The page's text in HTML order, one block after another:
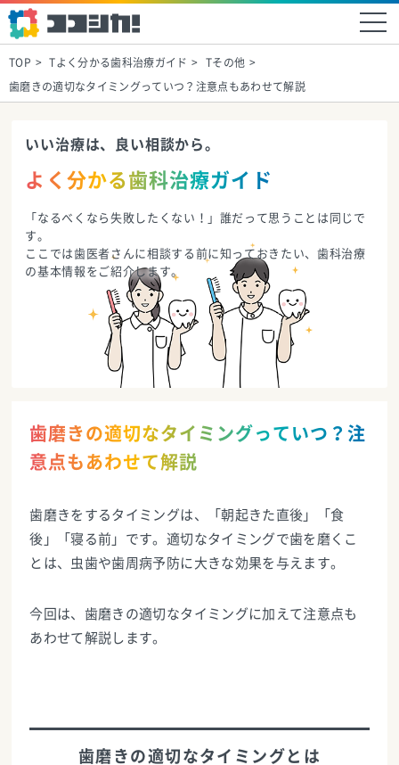
TOP Tよく分かる歯科治療ガイド Tその他
歯磨きの適切なタイミングっていつ？注意点もあわせて解説
いい治療は、良い相談から。
よく分かる歯科治療ガイド
「なるべくなら失敗したくない！」誰だって思うことは同じで
す。
ここでは歯医者さんに相談する前に知っておきたい、歯科治療
の基本情報をご紹介します。
歯磨きの適切なタイミングっていつ？注
意点もあわせて解説
歯磨きをするタイミングは、「朝起きた直後」「食
後」「寝る前」です。適切なタイミングで歯を磨くこ
とは、虫歯や歯周病予防に大きな効果を与えます。
今回は、歯磨きの適切なタイミングに加えて注意点も
あわせて解説します。
歯磨きの適切なタイミングとは